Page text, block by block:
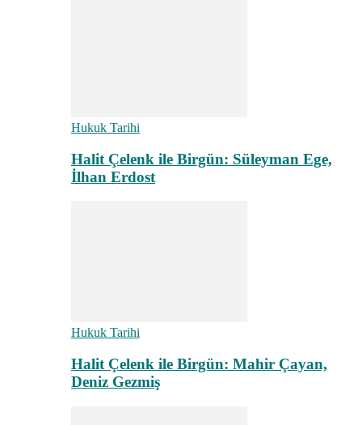
Hukuk Tarihi
Halit Çelenk ile Birgün: Süleyman Ege,
İlhan Erdost
Hukuk Tarihi
Halit Çelenk ile Birgün: Mahir Çayan,
Deniz Gezmiş